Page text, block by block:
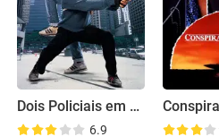
Dois Policiais em Apuros
6.9